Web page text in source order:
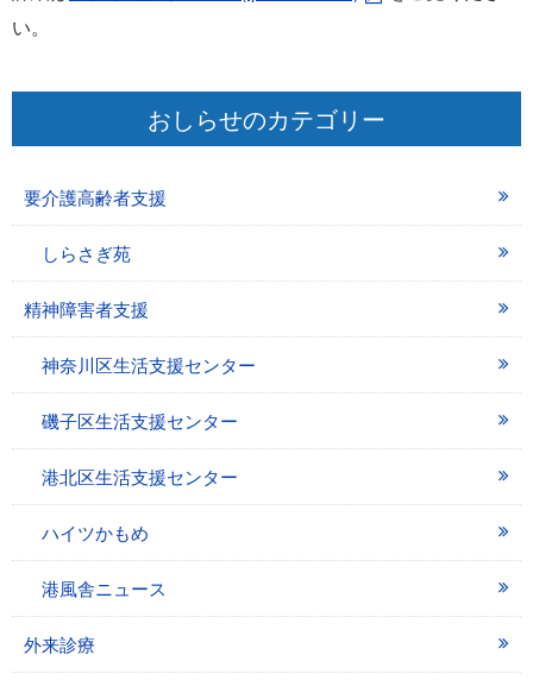
い。
おしらせのカテゴリー
要介護高齢者支援
しらさぎ苑
精神障害者支援
神奈川区生活支援センター
磯子区生活支援センター
港北区生活支援センター
ハイツかもめ
港風舎ニュース
外来診療